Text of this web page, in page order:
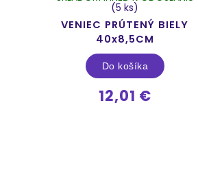
VENIEC PRÚTENÝ BIELY
40x8,5CM
(5 ks)
12,01 €
Do košíka